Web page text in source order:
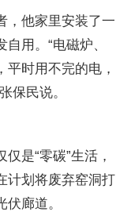
，他家里安装了一
用。“电磁炉、
时用不完的电，
保民说。
是“零碳”生活，
计划将废弃窑洞打
廊道。